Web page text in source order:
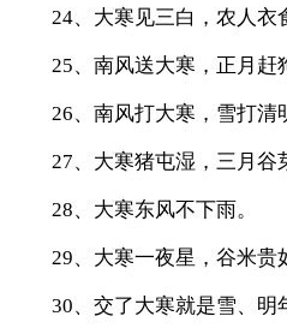
24、大寒见三白，农人衣
25、南风送大寒，正月赶
26、南风打大寒，雪打清
27、大寒猪屯湿，三月谷
28、大寒东风不下雨。
29、大寒一夜星，谷米贵
30、交了大寒就是雪、明